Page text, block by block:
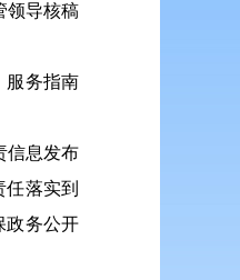
领导核稿
服务指南
信息发布
落实到
政务公开